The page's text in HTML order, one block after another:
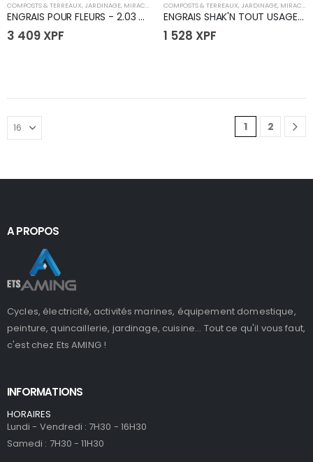
COMPOSTS & TERREAUX, JARDINAGE, MIRACLE GRO
ENGRAIS POUR FLEURS - 2.03 KG
3 409 XPF
COMPOSTS & TERREAUX, JARDINAGE, MIRACLE GRO
ENGRAIS SHAK'N TOUT USAGE 453 g
1 528 XPF
1 2
A PROPOS
Cycles, électricité, activités marines, équipement domestique,
peinture, quincaillerie, jardinage, cuisine... Tout ce qu'il vous faut,
c'est chez Ets AMING !
INFORMATIONS
HORAIRES
Lundi - Vendredi : 7H30 - 16H30
Samedi : 7H30 - 11H30